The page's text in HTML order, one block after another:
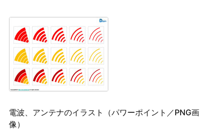
電波、アンテナのイラスト（パワーポイント／PNG画
像）